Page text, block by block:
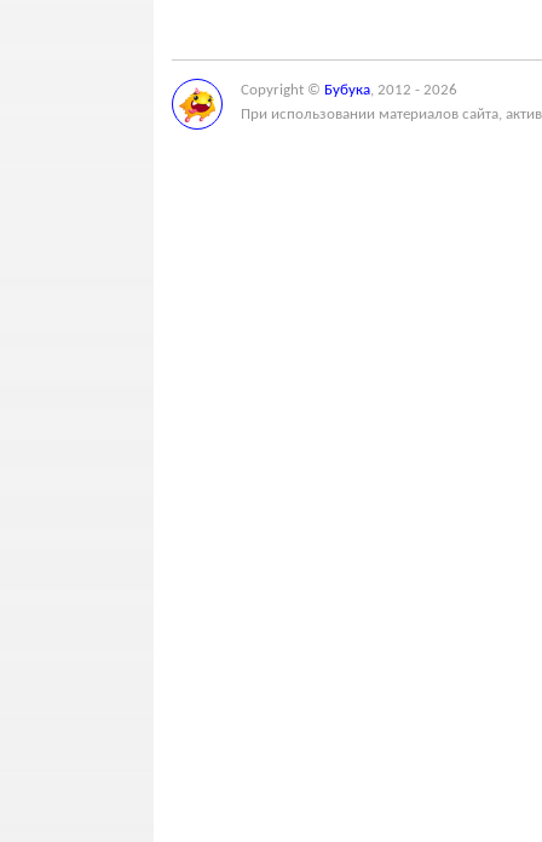
Copyright © Бубука, 2012 - 2026
При использовании материалов сайта,